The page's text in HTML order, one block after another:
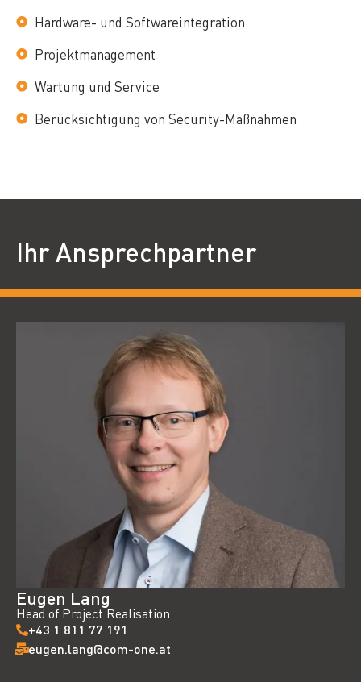
Hardware- und Softwareintegration
Projektmanagement
Wartung und Service
Berücksichtigung von Security-Maßnahmen
Ihr Ansprechpartner
Eugen Lang
Head of Project Realisation
+43 1 811 77 191
eugen.lang@com-one.at